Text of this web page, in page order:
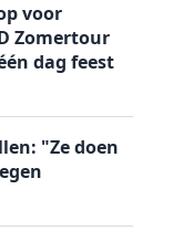
voor
Zomertour
dag feest
"Ze doen